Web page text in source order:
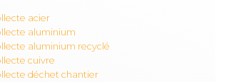
acier
aluminium
aluminium recyclé
cuivre
déchet chantier